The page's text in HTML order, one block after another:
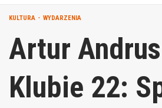
KULTURA WYDARZENIA
Artur
Klubie 22: